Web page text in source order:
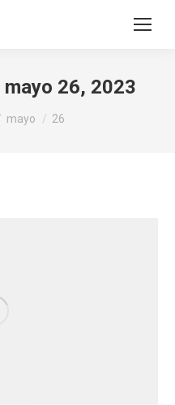
mayo 26, 2023
mayo 26